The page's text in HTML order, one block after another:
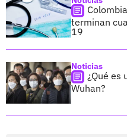
terminan
19
Noticias
¿Qué es
Wuhan?